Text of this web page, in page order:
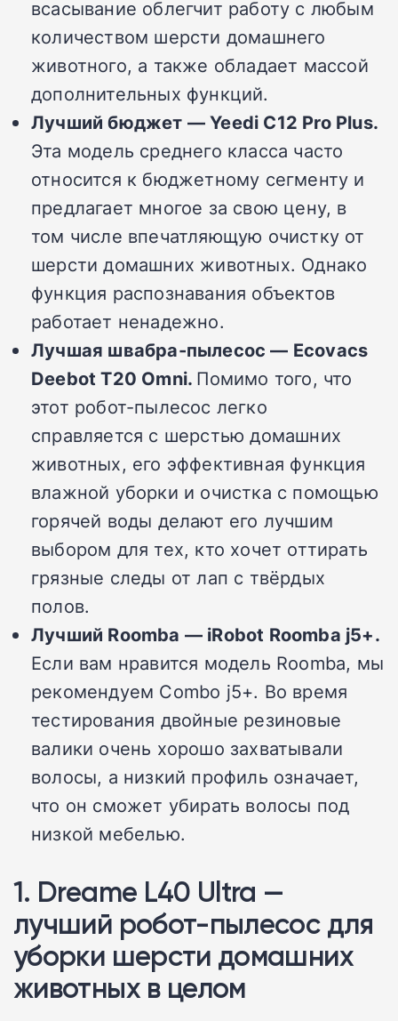
всасывание облегчит работу с любым
количеством шерсти домашнего
животного, а также обладает массой
дополнительных функций.
Лучший бюджет —Yeedi C12 Pro Plus.
Эта модель среднего класса часто
относится к бюджетному сегменту и
предлагает многое за свою цену, в
том числе впечатляющую очистку от
шерсти домашних животных. Однако
функция распознавания объектов
работает ненадежно.
Лучшая швабра-пылесос — Ecovacs
Deebot T20 Omni. Помимо того, что
этот робот-пылесос легко
справляется с шерстью домашних
животных, его эффективная функция
влажной уборки и очистка с помощью
горячей воды делают его лучшим
выбором для тех, кто хочет оттирать
грязные следы от лап с твёрдых
полов.
Лучший Roomba — iRobot Roomba j5+.
Если вам нравится модель Roomba, мы
рекомендуем Combo j5+. Во время
тестирования двойные резиновые
валики очень хорошо захватывали
волосы, а низкий профиль означает,
что он сможет убирать волосы под
низкой мебелью.
1. Dreame L40 Ultra —
лучший робот-пылесос для
уборки шерсти домашних
животных в целом